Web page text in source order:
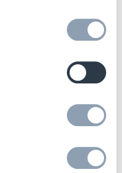
metálicas y
la trazabilidad.